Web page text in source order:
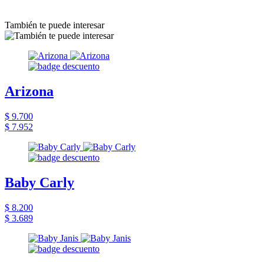
También te puede interesar
Arizona
$ 9.700
$ 7.952
Baby Carly
$ 8.200
$ 3.689